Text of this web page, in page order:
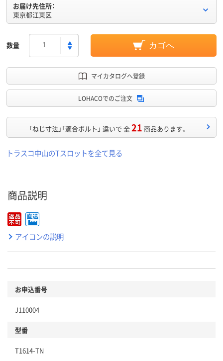
お届け先住所：
東京都江東区
数量 カゴへ
マイカタログへ登録
LOHACOでのご注文
「ねじ寸法」「適合ボルト」 違いで 全21 商品あります。
トラスコ中山のTスロットを全て見る
商品説明
アイコンの説明
お申込番号
J110004
型番
T1614-TN